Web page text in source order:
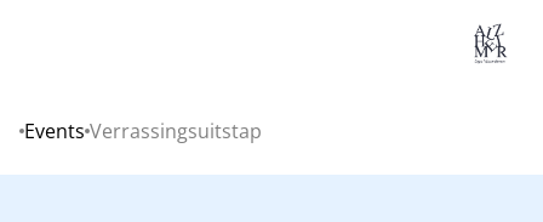
Home
Events Verrassingsuitstap